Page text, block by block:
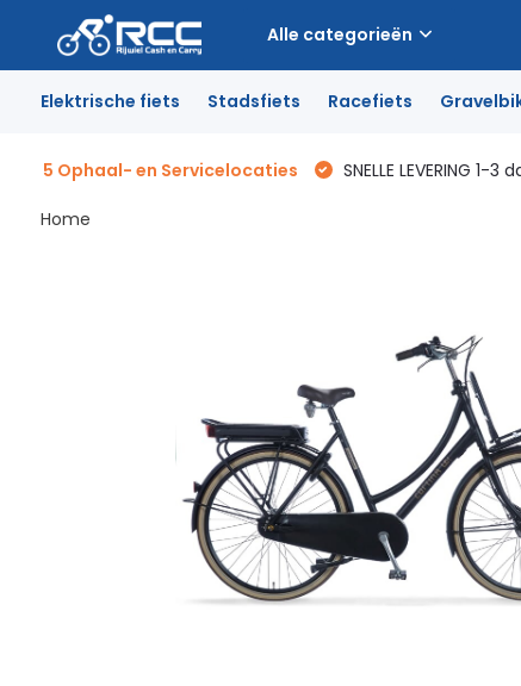
Alle categorieën
Elektrische fiets Stadsfiets Racefiets
5 Ophaal- en Servicelocaties SNELLE LEVERING 1-3
Home